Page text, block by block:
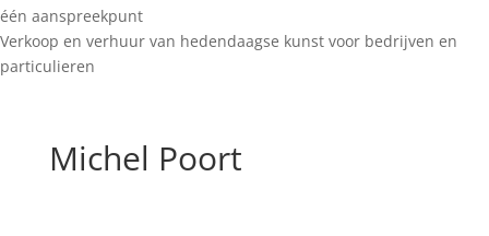
één aanspreekpunt
Verkoop en verhuur van hedendaagse kunst voor bedrijven en
particulieren
Michel Poort